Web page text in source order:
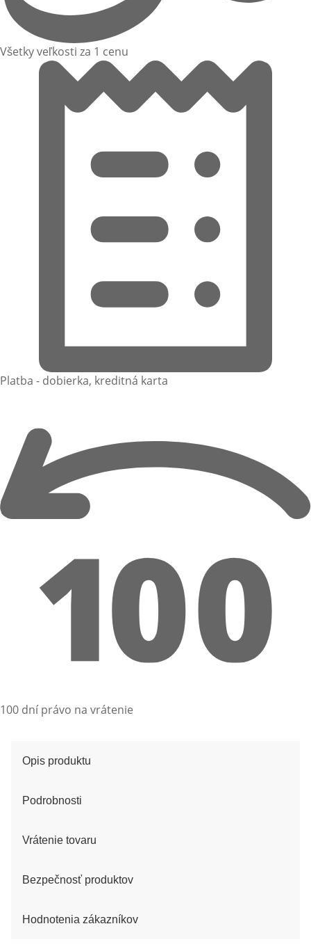
Všetky veľkosti za 1 cenu
Platba - dobierka, kreditná karta
100 dní právo na vrátenie
Opis produktu
Podrobnosti
Vrátenie tovaru
Bezpečnosť produktov
Hodnotenia zákazníkov